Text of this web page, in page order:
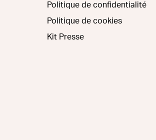
Politique de confidentialité
Politique de cookies
Kit Presse